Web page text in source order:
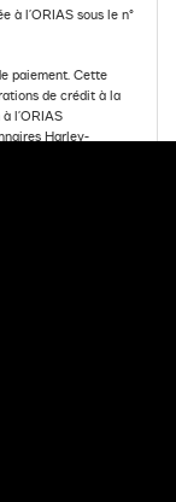
à l’ORIAS sous le n°
paiement. Cette
de crédit à la
l’ORIAS
Harley-